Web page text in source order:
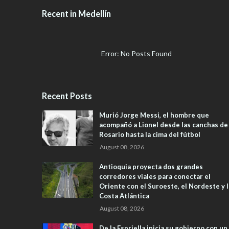
Recent in Medellín
Error: No Posts Found
Recent Posts
Murió Jorge Messi, el hombre que
acompañó a Lionel desde las canchas de
Rosario hasta la cima del fútbol
August 08, 2026
Antioquia proyecta dos grandes
corredores viales para conectar el
Oriente con el Suroeste, el Nordeste y
Costa Atlántica
August 08, 2026